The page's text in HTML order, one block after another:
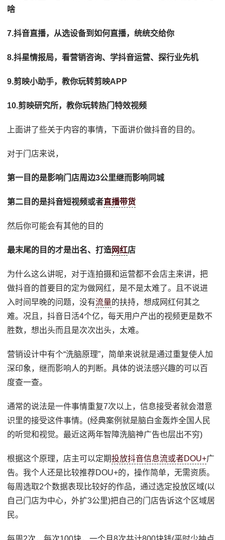
啥
7.抖音直播，从选设备到如何直播，统统交给你
8.抖星情报局，看营销咨询、学抖音运营、探行业先机
9.剪映小助手，教你玩转剪映APP
10.剪映研究所，教你玩转热门特效视频
上面讲了些关于内容的事情，下面讲价做抖音的目的。
对于门店来说，
第一目的是影响门店周边3公里继而影响同城
第二目的是抖音短视频或者直播带货
然后你可能会有其他的目的
最末尾的目的才是出名、打造网红店
为什么这么讲呢，对于连拍摄和运营都不会店主来讲，把
做抖音的首要目的定为做网红，是不是太难了。且不说进
入时间早晚的问题，没有流量的扶持，想成网红何其之
难。况且，抖音日活4个亿，每天用户产出的视频更是数不
胜数，想出头而且是次次出头，太难。
营销设计中有个“洗脑原理”，简单来说就是通过重复使人加
深印象，继而影响人的判断。具体的说法感兴趣的可以百
度查一查。
通常的说法是一件事情重复7次以上，信息接受者就会潜意
识里的接受这件事情。(经典案例就是脑白金轰炸全国人民
的听觉和视觉。最近这两年智障洗脑神广告也层出不穷)
根据这个原理，店主可以定期投放抖音信息流或者DOU+广
告。我个人还是比较推荐DOU+的，操作简单，无需资质。
每周选取2个数据表现比较好的作品，通过选定投放区域(以
自己门店为中心，外扩3公里)把自己的门店告诉这个区域居
民。